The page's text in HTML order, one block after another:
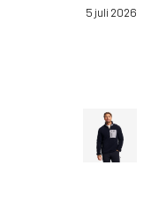
5 juli 2026